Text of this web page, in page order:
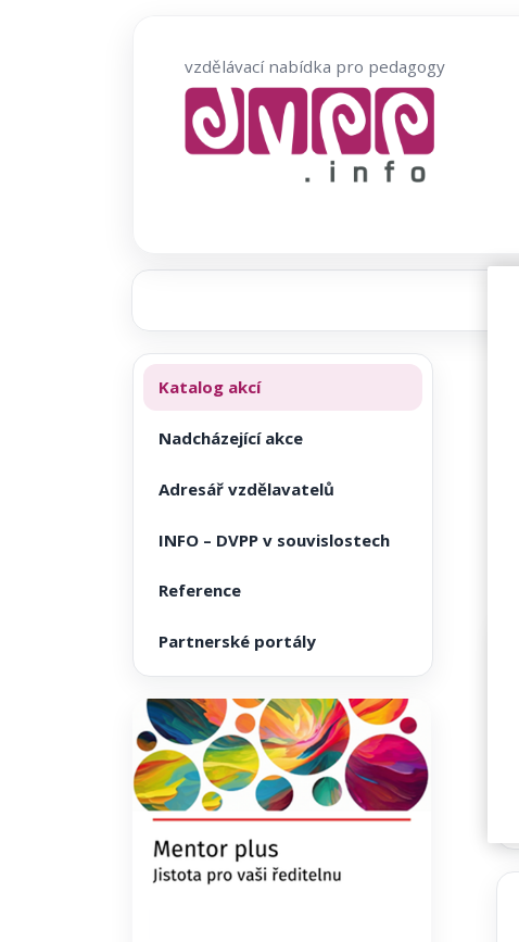
vzdělávací nabídka pro pedagogy
Katalog akcí
Nadcházející akce
Adresář vzdělavatelů
INFO – DVPP v souvislostech
Reference
Partnerské portály